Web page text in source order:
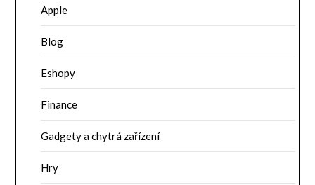
Apple
Blog
Eshopy
Finance
Gadgety a chytrá zařízení
Hry